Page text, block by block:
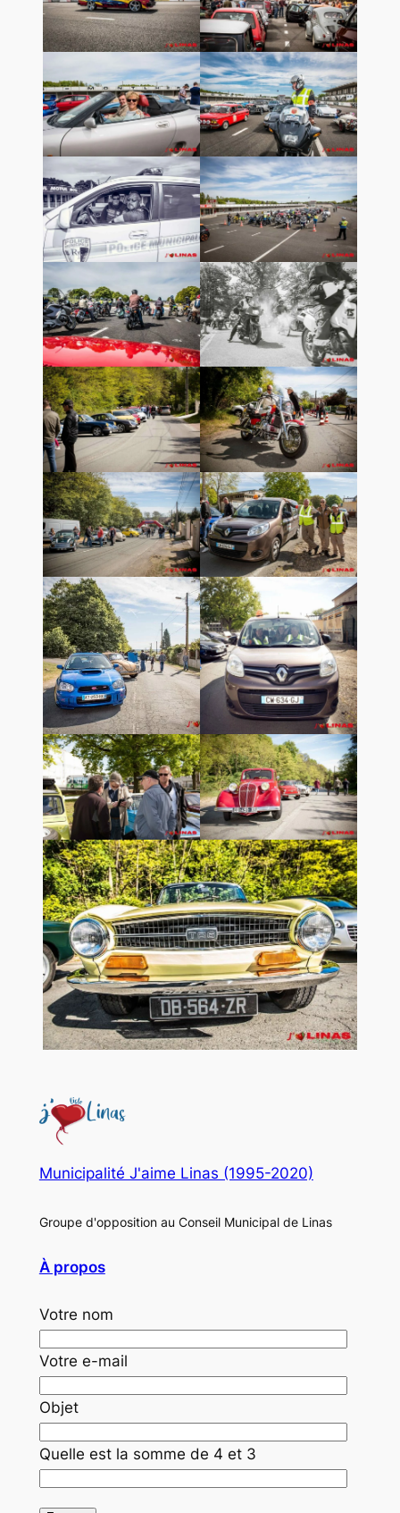
Municipalité J'aime Linas (1995-2020)
Groupe d'opposition au Conseil Municipal de Linas
À propos
Votre nom
Votre e-mail
Objet
Quelle est la somme de 4 et 3